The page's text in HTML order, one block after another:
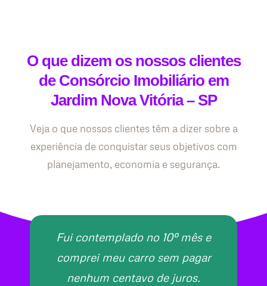
O que dizem os nossos clientes
de Consórcio Imobiliário em
Jardim Nova Vitória – SP
Veja o que nossos clientes têm a dizer sobre a
experiência de conquistar seus objetivos com
planejamento, economia e segurança.
Fui contemplado no 10º mês e
comprei meu carro sem pagar
nenhum centavo de juros.